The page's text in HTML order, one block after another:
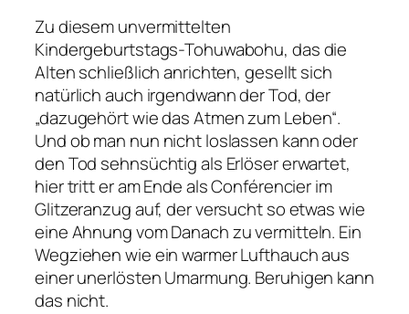
Zu diesem unvermittelten
Kindergeburtstags-Tohuwabohu, das die
Alten schließlich anrichten, gesellt sich
natürlich auch irgendwann der Tod, der
„dazugehört wie das Atmen zum Leben“.
Und ob man nun nicht loslassen kann oder
den Tod sehnsüchtig als Erlöser erwartet,
hier tritt er am Ende als Conférencier im
Glitzeranzug auf, der versucht so etwas wie
eine Ahnung vom Danach zu vermitteln. Ein
Wegziehen wie ein warmer Lufthauch aus
einer unerlösten Umarmung. Beruhigen kann
das nicht.